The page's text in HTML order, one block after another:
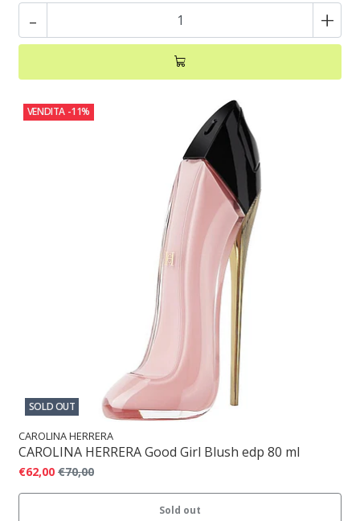
- +
VENDITA -11%
SOLD OUT
CAROLINA HERRERA
CAROLINA HERRERA Good Girl Blush edp 80 ml
€62,00 €70,00
Sold out